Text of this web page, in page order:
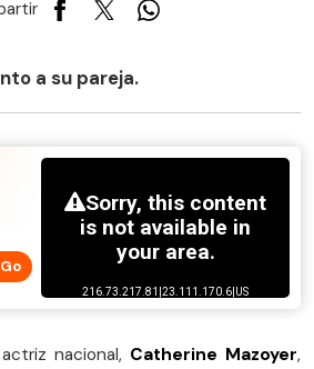
a su pareja.
nacional, Catherine Mazoyer,